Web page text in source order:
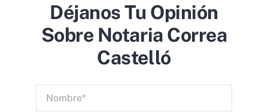
Déjanos Tu Opinión
Sobre Notaria Correa
Castelló